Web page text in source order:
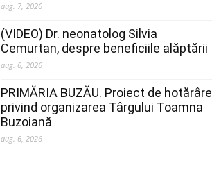
aug. 7, 2026
(VIDEO) Dr. neonatolog Silvia
Cemurtan, despre beneficiile alăptării
aug. 6, 2026
PRIMĂRIA BUZĂU. Proiect de hotărâre
privind organizarea Târgului Toamna
Buzoiană
aug. 6, 2026